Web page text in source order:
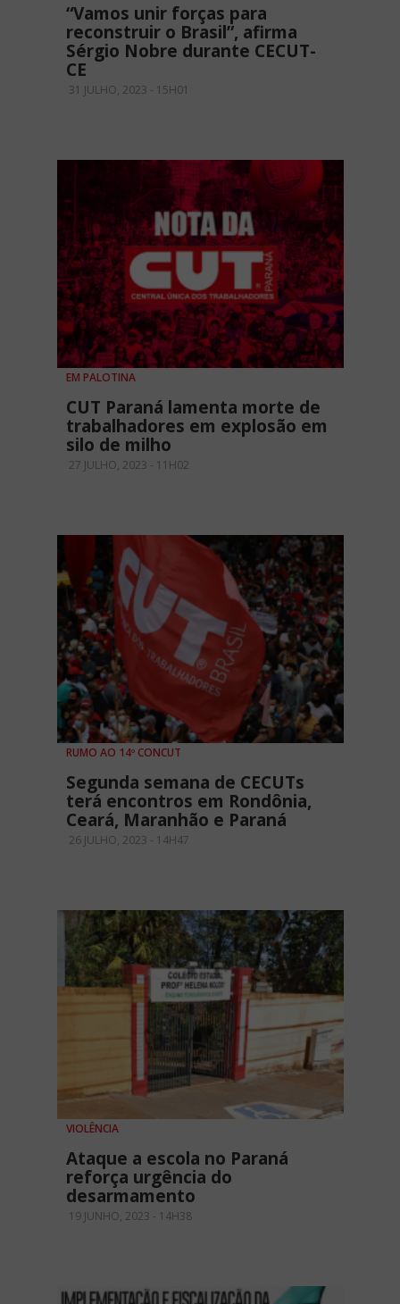
“Vamos unir forças para
reconstruir o Brasil”, afirma
Sérgio Nobre durante CECUT-
CE
31 JULHO, 2023 - 15H01
EM PALOTINA
CUT Paraná lamenta morte de
trabalhadores em explosão em
silo de milho
27 JULHO, 2023 - 11H02
RUMO AO 14º CONCUT
Segunda semana de CECUTs
terá encontros em Rondônia,
Ceará, Maranhão e Paraná
26 JULHO, 2023 - 14H47
VIOLÊNCIA
Ataque a escola no Paraná
reforça urgência do
desarmamento
19 JUNHO, 2023 - 14H38